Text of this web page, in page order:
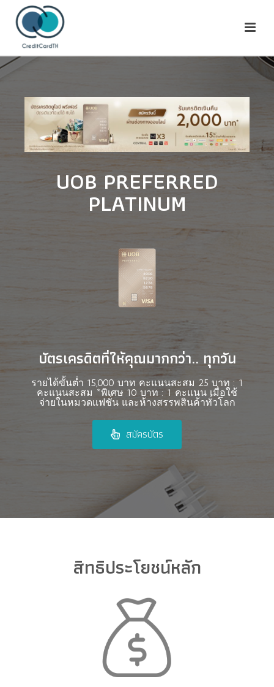
UOB PREFERRED
PLATINUM
บัตรเครดิตที่ให้คุณมากกว่า.. ทุกวัน
รายได้ขั้นต่ำ 15,000 บาท คะแนนสะสม 25 บาท : 1
คะแนนสะสม *พิเศษ 10 บาท : 1 คะแนน เมื่อใช้
จ่ายในหมวดแฟชั่น และห้างสรรพสินค้าทั่วโลก
สมัครบัตร
สิทธิประโยชน์หลัก